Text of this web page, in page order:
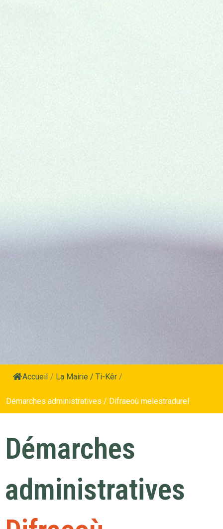
Accueil / La Mairie / Ti-Kêr /
Démarches administratives / Difraeoù melestradurel
Démarches
administratives